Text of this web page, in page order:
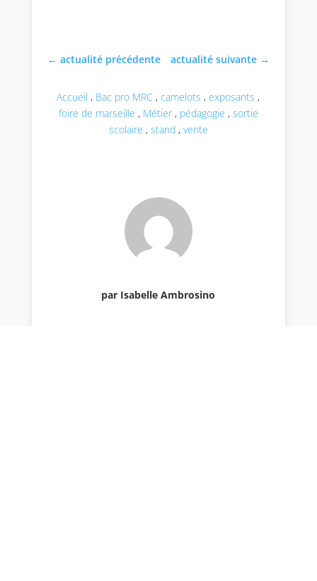
←actualité précédente actualité suivante→
Accueil , Bac pro MRC ,camelots ,exposants ,
foire de marseille , Métier, pédagogie , sortie
scolaire , stand , vente
par Isabelle Ambrosino